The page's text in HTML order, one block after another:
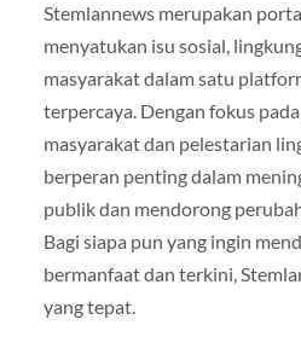
Stemlannews merupakan
menyatukan isu sosial,
masyarakat dalam satu
terpercaya. Dengan fokus
masyarakat dan pelestarian
berperan penting dalam
publik dan mendorong
Bagi siapa pun yang ingin
bermanfaat dan terkini,
yang tepat.